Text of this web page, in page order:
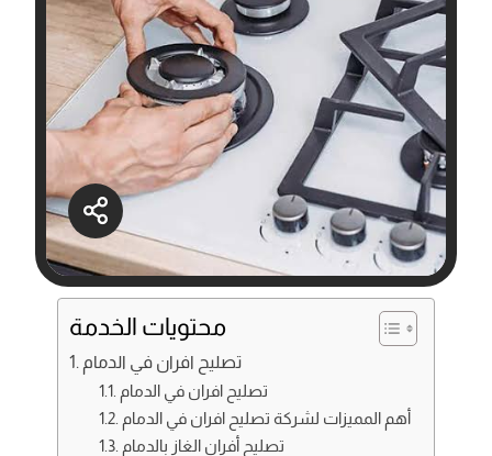
محتويات الخدمة
تصليح افران في الدمام
تصليح افران في الدمام
أهم المميزات لشركة تصليح افران في الدمام
تصليح أفران الغاز بالدمام